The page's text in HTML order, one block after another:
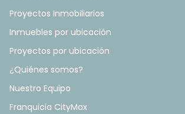
Proyectos Inmobiliarios
Inmuebles por ubicación
Proyectos por ubicación
¿Quiénes somos?
Nuestro Equipo
Franquicia CityMax